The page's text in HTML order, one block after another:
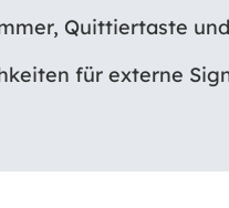
Quittiertaste
für externe